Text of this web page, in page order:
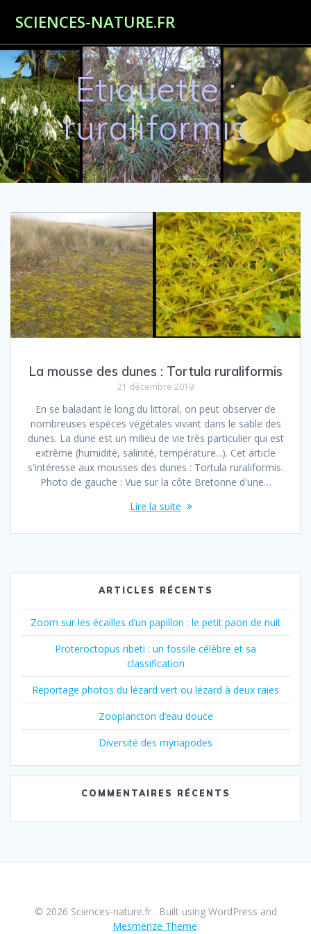
au
SCIENCES-NATURE.FR
Étiquette :
ruraliformis
La mousse des dunes : Tortula ruraliformis
21 décembre 2019
En se baladant le long du littoral, on peut observer de
nombreuses espèces végétales vivant dans le sable des
dunes. La dune est un milieu de vie très particulier qui est
extrême (humidité, salinité, température...). Cet article
s'intéresse aux mousses des dunes : Tortula ruraliformis.
Photo de gauche : Vue sur la côte Bretonne d'une…
Lire la suite
ARTICLES RÉCENTS
Zoom sur les écailles d’un papillon : le petit paon de nuit
Proteroctopus ribeti : un fossile célèbre et sa
classification
Reportage photos du lézard vert ou lézard à deux raies
Zooplancton d’eau douce
Diversité des myriapodes
COMMENTAIRES RÉCENTS
© 2026 Sciences-nature.fr . Built using WordPress and
Mesmerize Theme.